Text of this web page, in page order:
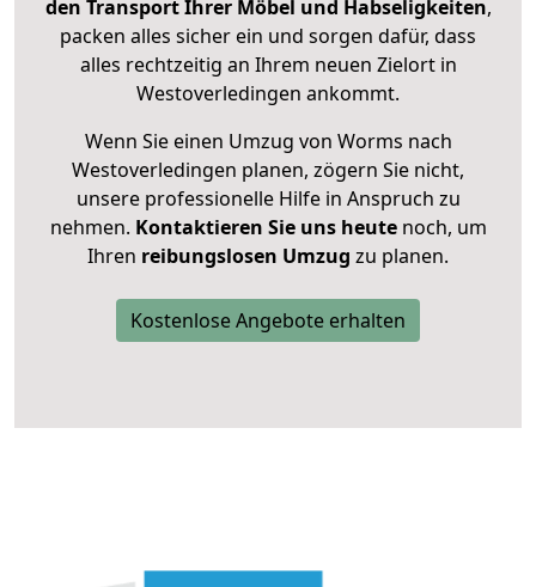
den Transport Ihrer Möbel und Habseligkeiten,
packen alles sicher ein und sorgen dafür, dass
alles rechtzeitig an Ihrem neuen Zielort in
Westoverledingen ankommt.
Wenn Sie einen Umzug von Worms nach
Westoverledingen planen, zögern Sie nicht,
unsere professionelle Hilfe in Anspruch zu
nehmen. Kontaktieren Sie uns heutenoch, um
Ihren reibungslosen Umzug zu planen.
Kostenlose Angebote erhalten